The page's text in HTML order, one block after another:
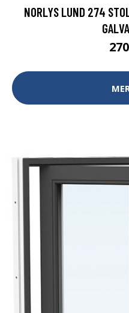
NORLYS LUND 274